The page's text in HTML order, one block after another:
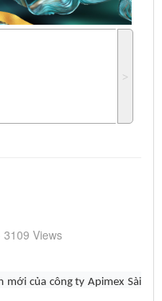
˃
Views
mới của công ty Apimex Sài